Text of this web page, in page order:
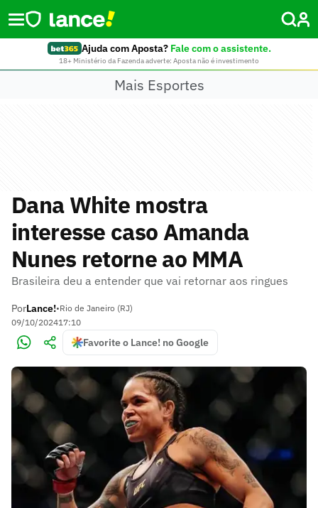
Ajuda com Aposta? Fale com o assistente.
18+ Ministério da Fazenda adverte: Aposta não é investimento
Mais Esportes
Dana White mostra
interesse caso Amanda
Nunes retorne ao MMA
Brasileira deu a entender que vai retornar aos ringues
PorLance!•Rio de Janeiro (RJ)
09/10/202417:10
Favorite o Lance! no Google